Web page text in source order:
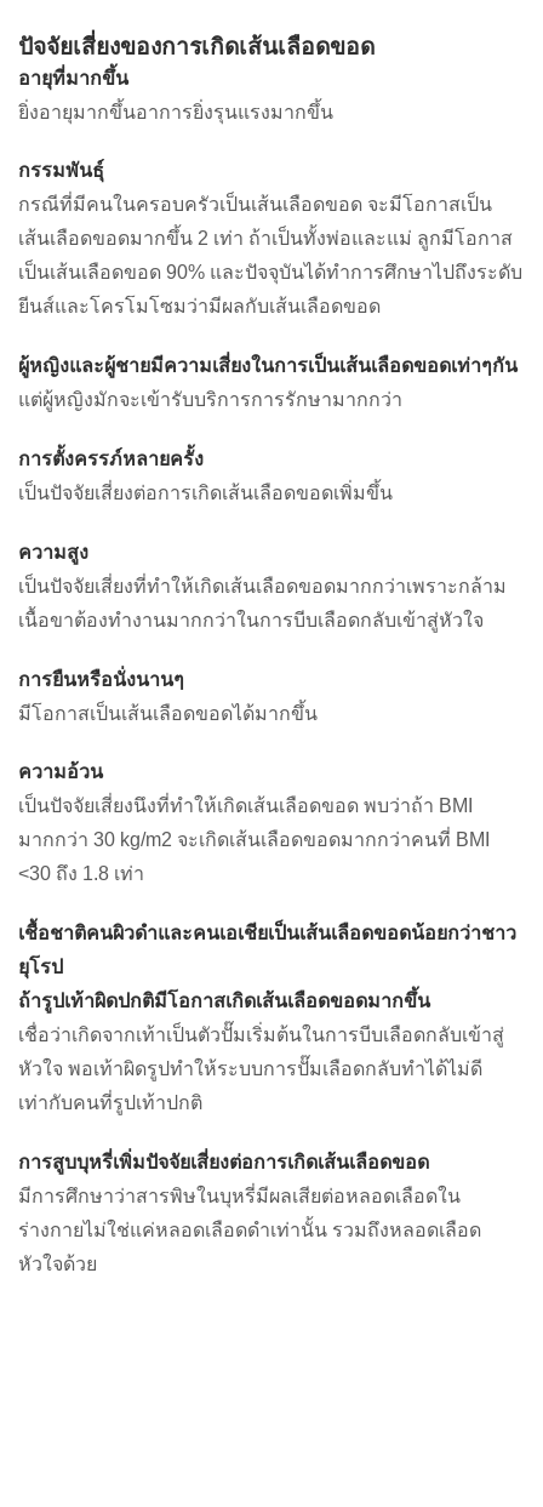
ปัจจัยเสี่ยงของการเกิดเส้นเลือดขอด
อายุที่มากขึ้น
ยิ่งอายุมากขึ้นอาการยิ่งรุนแรงมากขึ้น
กรรมพันธุ์
กรณีที่มีคนในครอบครัวเป็นเส้นเลือดขอด จะมีโอกาสเป็น
เส้นเลือดขอดมากขึ้น 2 เท่า ถ้าเป็นทั้งพ่อและแม่ ลูกมีโอกาส
เป็นเส้นเลือดขอด 90% และปัจจุบันได้ทำการศึกษาไปถึงระดับ
ยีนส์และโครโมโซมว่ามีผลกับเส้นเลือดขอด
ผู้หญิงและผู้ชายมีความเสี่ยงในการเป็นเส้นเลือดขอดเท่าๆกัน
แต่ผู้หญิงมักจะเข้ารับบริการการรักษามากกว่า
การตั้งครรภ์หลายครั้ง
เป็นปัจจัยเสี่ยงต่อการเกิดเส้นเลือดขอดเพิ่มขึ้น
ความสูง
เป็นปัจจัยเสี่ยงที่ทำให้เกิดเส้นเลือดขอดมากกว่าเพราะกล้าม
เนื้อขาต้องทำงานมากกว่าในการบีบเลือดกลับเข้าสู่หัวใจ
การยืนหรือนั่งนานๆ
มีโอกาสเป็นเส้นเลือดขอดได้มากขึ้น
ความอ้วน
เป็นปัจจัยเสี่ยงนึงที่ทำให้เกิดเส้นเลือดขอด พบว่าถ้า BMI
มากกว่า 30 kg/m2 จะเกิดเส้นเลือดขอดมากกว่าคนที่ BMI
<30 ถึง 1.8 เท่า
เชื้อชาติคนผิวดำและคนเอเชียเป็นเส้นเลือดขอดน้อยกว่าชาว
ยุโรป
ถ้ารูปเท้าผิดปกติมีโอกาสเกิดเส้นเลือดขอดมากขึ้น
เชื่อว่าเกิดจากเท้าเป็นตัวปั๊มเริ่มต้นในการบีบเลือดกลับเข้าสู่
หัวใจ พอเท้าผิดรูปทำให้ระบบการปั๊มเลือดกลับทำได้ไม่ดี
เท่ากับคนที่รูปเท้าปกติ
การสูบบุหรี่เพิ่มปัจจัยเสี่ยงต่อการเกิดเส้นเลือดขอด
มีการศึกษาว่าสารพิษในบุหรี่มีผลเสียต่อหลอดเลือดใน
ร่างกายไม่ใช่แค่หลอดเลือดดำเท่านั้น รวมถึงหลอดเลือด
หัวใจด้วย